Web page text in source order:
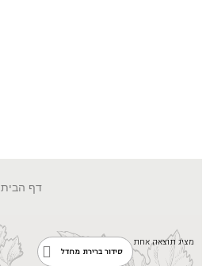
דף הבית
מציג תוצאה אחת